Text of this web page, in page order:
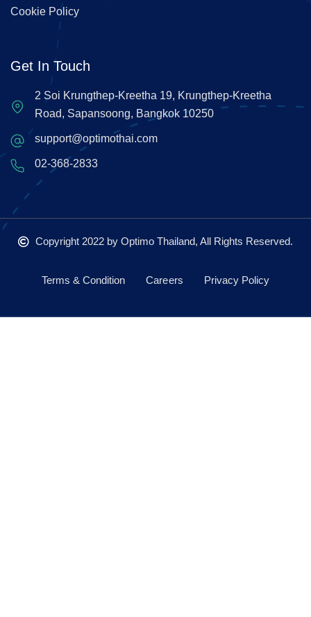
Cookie Policy
Get In Touch
2 Soi Krungthep-Kreetha 19, Krungthep-Kreetha
Road, Sapansoong, Bangkok 10250
support@optimothai.com
02-368-2833
Copyright 2022 by Optimo Thailand, All Rights Reserved.
Terms & Condition Careers Privacy Policy